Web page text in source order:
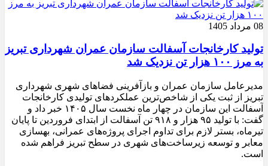
08 مرداد 1405
تولید کارخانجات آسفالت سازمان عمران شهرداری تبریز
به مرز ۱۰۰ هزار تن نزدیک شد
مدیرعامل سازمان عمران و بازآفرینی فضاهای شهری شهرداری
تبریز از ثبت یکی از شاخص‌ترین عملکردهای تولیدی کارخانجات
آسفالت این سازمان در چهار ماه نخست سال ۱۴۰۵ خبر داد و
گفت: با تولید ۹۵ هزار و ۹۱۸ تن آسفالت از ابتدای فروردین تا پایان
تیرماه، بستر لازم برای تداوم اجرای پروژه‌های عمرانی، بهسازی
معابر و توسعه زیرساخت‌های شهری در سطح تبریز فراهم شده
است.